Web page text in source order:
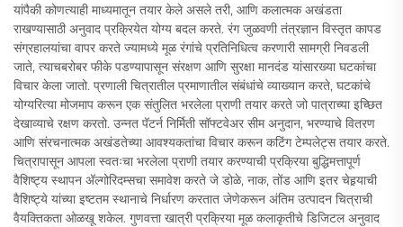
यांपैकी कोणत्याही माध्यमातून तयार केले असले तरी, आणि कलात्मक अखंडता
राखण्यासाठी अनुवाद प्रक्रियेत योग्य बदल करते. रंग जुळवणी तंत्रज्ञान विस्तृत कापड
संग्रहालयांचा वापर करते ज्यामध्ये मूळ रंगांचे प्रतिनिधित्व करणारी सामग्री निवडली
जाते, त्याचबरोबर फीके पडण्यापासून संरक्षण आणि सुरक्षा मानदंड यांसारख्या घटकांचा
विचार केला जातो. प्रणाली चित्रातील प्रमाणातील संबंधांचे व्याख्यान करते, घटकांचे
योग्यरित्या मोजमाप करून एक संतुलित भरलेला प्राणी तयार करते जो पात्राच्या इच्छित
देखाव्याचे रक्षण करतो. उन्नत पॅटर्न निर्मिती सॉफ्टवेअर सीम अनुदान, भरण्याचे वितरण
आणि संरचनात्मक अखंडतेच्या आवश्यकतांचा विचार करून कटिंग टेम्पलेट्स तयार करते.
चित्रापासून आपला स्वतःचा भरलेला प्राणी तयार करण्याची प्रक्रिया बुद्धिमत्तापूर्ण
वैशिष्ट्य स्थापन अ‍ॅल्गोरिदम्सचा समावेश करते जे डोळे, नाक, तोंड आणि इतर चेहर्‍याची
वैशिष्ट्ये यांच्या इष्टतम स्थानाचे निर्धारण करतात जेणेकरून अंतिम उत्पादन चित्राची
वैयक्तिकता ओळखू शकेल. गुणवत्ता खात्री प्रक्रिया मूळ कलाकृतीचे डिजिटल अनुवाद